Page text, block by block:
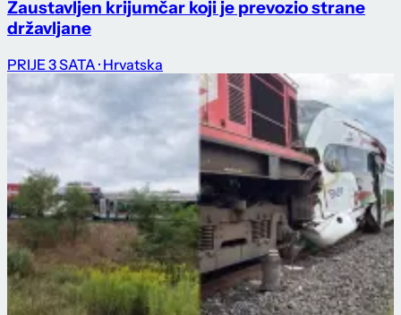
Zaustavljen krijumčar koji je prevozio strane
državljane
PRIJE 3 SATA · Hrvatska